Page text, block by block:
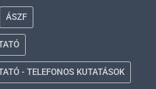
ÁSZF
- TELEFONOS KUTATÁSOK